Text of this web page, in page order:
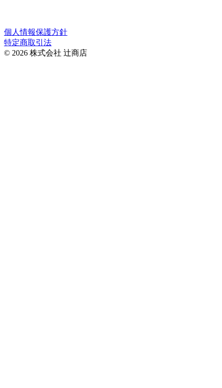
個人情報保護方針
特定商取引法
© 2026 株式会社 辻商店